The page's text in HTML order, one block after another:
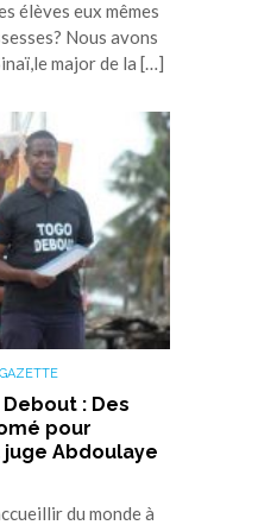
élèves eux mêmes
Nous avons
major de la […]
: Des
pour
Abdoulaye
du monde à